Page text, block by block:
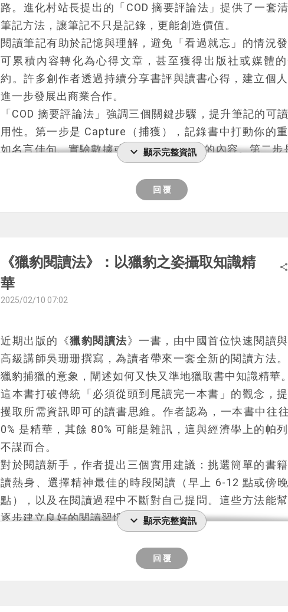
聊書》；若想聽來賓訪談，則可收聽《迷誠品》、《
報》。
說書 Podcast 讓現代人能更有效率地學習，不論是通勤
做家務時，只需點開 Podcast，就能輕鬆掌握一本書的
升自我競爭力。選擇適合的說書節目，讓每天的時間都
值。
如果你想知道更多說書 Podcast 節目，以及我聽完它們
想，歡迎來到我的個人網站進化村 ，閱讀完整文章：《說
ast 推薦｜51 個優質的中文說書 Podcast 一次看》。
路。進化村站長提出的「COD 摘要評論法」提供了一套
筆記方法，讓筆記不只是記錄，更能創造價值。
閱讀筆記有助於記憶與理解，避免「看過就忘」的情況
可累積內容轉化為心得文章，甚至獲得出版社或媒體
約。許多創作者透過持續分享書評與讀書心得，建立個人
進一步發展出商業合作。
「COD 摘要評論法」強調三個關鍵步驟，提升筆記的可
用性。第一步是 Capture（捕獲），記錄書中打動你的
如名言佳句、實驗數據或挑戰你既有觀點的內容。第二步
nize（分類），按照專案、領域或資源分類，提升知識
率，確保未來能迅速找到需要的資訊。最後是 Distill（萃
透過標記重點與寫下個人評論，將筆記轉化為可輸出的內
展為完整的心得文章，發布在個人網站或社群媒體。其次
筆記主題撰寫深度分析文章，投稿至知名媒體或書評平台
更多曝光機會。此外，還可利用 AI 工具（如 NotebookLM
性」、「可同步性」等優勢，被許多高效學習者青睞。
本筆記也有其獨特魅力，例如手寫筆記有助於記憶，並
深層的思考。因此，選擇數位或紙本筆記，應取決於個人
使用需求。
寫閱讀筆記不只是整理資訊，而是讓知識真正內化並轉
力。透過「COD 摘要評論法」，不僅能更有效率地記錄
能活用筆記進行輸出，無論是寫作、演講或知識變現，都
讀價值最大化。下一次打開書本時，不妨試試這套方法
閱讀筆記成為真正的知識資產！
如果你對於如何寫閱讀筆記感到興趣，歡迎來到我的個
化村，閱讀完整文章：《 閱讀筆記全攻略｜閱讀筆記如
expand_more 顯示完整資訊
回 覆
《獵豹閱讀法》：以獵豹之姿攝取知識精
華
2025/02/10 07:02
share
近期出版的《獵豹閱讀法》一書，由中國首位快速閱讀
高級講師吳珊珊撰寫，為讀者帶來一套全新的閱讀方法
獵豹捕獵的意象，闡述如何又快又準地獵取書中知識精華。
這本書打破傳統「必須從頭到尾讀完一本書」的觀念，
攫取所需資訊即可的讀書思維。作者認為，一本書中往
0% 是精華，其餘 80% 可能是雜訊，這與經濟學上的帕
不謀而合。
對於閱讀新手，作者提出三個實用建議：挑選簡單的書
讀熱身、選擇精神最佳的時段閱讀（早上 6-12 點或傍
點），以及在閱讀過程中不斷對自己提問。這些方法能
逐步建立良好的閱讀習慣。
書中特別強調「行動本身就是方法」的理念。作者指出，
讀興趣無需特別方法，重點在於實際行動。這與《得到》
羅振宇的觀點一模一樣，兩位作者都認為持續閱讀是培養
expand_more 顯示完整資訊
回 覆